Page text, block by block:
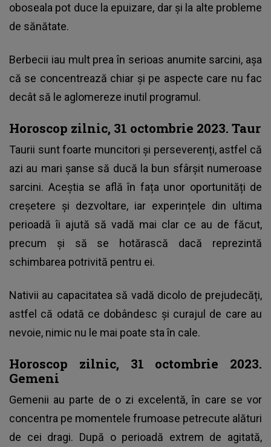
oboseala pot duce la epuizare, dar și la alte probleme
de sănătate.
Berbecii iau mult prea în serioas anumite sarcini, așa
că se concentrează chiar și pe aspecte care nu fac
decât să le aglomereze inutil programul.
Horoscop zilnic, 31 octombrie 2023. Taur
Taurii sunt foarte muncitori și perseverenți, astfel că
azi au mari șanse să ducă la bun sfârșit numeroase
sarcini. Aceștia se află în fața unor oportunități de
creșetere și dezvoltare, iar experințele din ultima
perioadă îi ajută să vadă mai clar ce au de făcut,
precum și să se hotărască dacă reprezintă
schimbarea potrivită pentru ei.
Nativii au capacitatea să vadă dicolo de prejudecăți,
astfel că odată ce dobândesc și curajul de care au
nevoie, nimic nu le mai poate sta în cale.
Horoscop zilnic, 31 octombrie 2023.
Gemeni
Gemenii au parte de o zi excelentă, în care se vor
concentra pe momentele frumoase petrecute alături
de cei dragi. După o perioadă extrem de agitată,